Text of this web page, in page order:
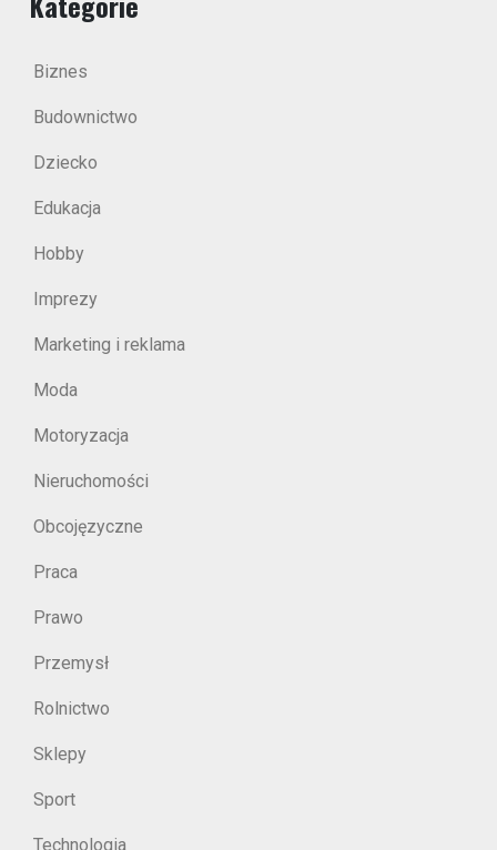
Biznes
Budownictwo
Dziecko
Edukacja
Hobby
Imprezy
Marketing i reklama
Moda
Motoryzacja
Nieruchomości
Obcojęzyczne
Praca
Prawo
Przemysł
Rolnictwo
Sklepy
Sport
Technologia